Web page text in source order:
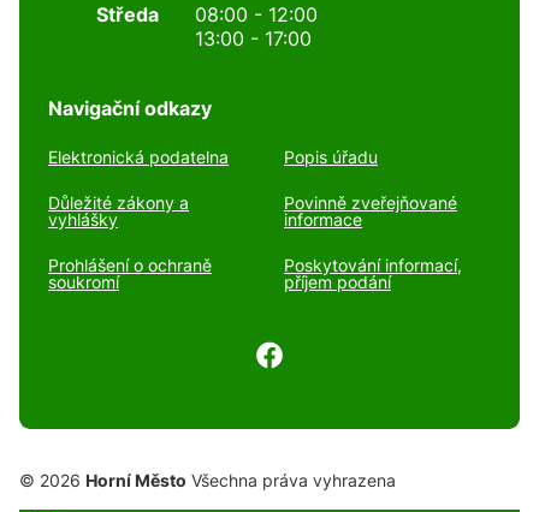
Středa
08:00 - 12:00
13:00 - 17:00
Navigační odkazy
Elektronická podatelna Popis úřadu
Důležité zákony a
vyhlášky
Povinně zveřejňované
informace
Prohlášení o ochraně
soukromí
Poskytování informací,
příjem podání
© 2026 Horní Město Všechna práva vyhrazena